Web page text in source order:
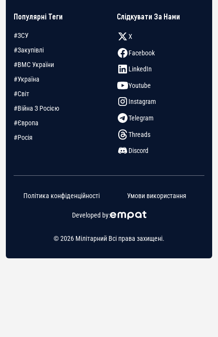
Популярні Теги
#ЗСУ
#Закупівлі
#ВМС України
#Україна
#Світ
#Війна З Росією
#Європа
#Росія
Слідкувати За Нами
X
Facebook
LinkedIn
Youtube
Instagram
Telegram
Threads
Discord
© 2026 Мілітарний Всі права захищені.
Developed by:
Політика конфіденційності Умови використання